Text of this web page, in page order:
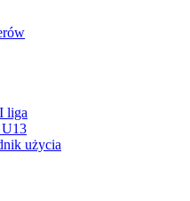
liga
użycia